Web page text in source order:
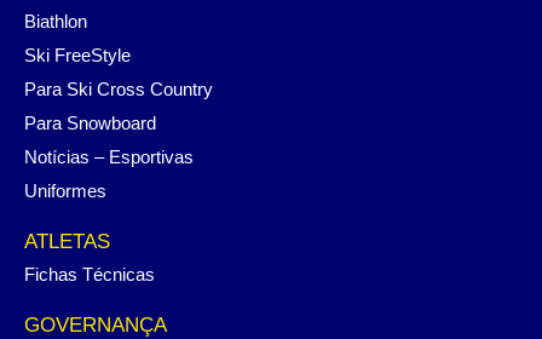
Biathlon
Ski FreeStyle
Para Ski Cross Country
Para Snowboard
Notícias – Esportivas
Uniformes
ATLETAS
Fichas Técnicas
GOVERNANÇA